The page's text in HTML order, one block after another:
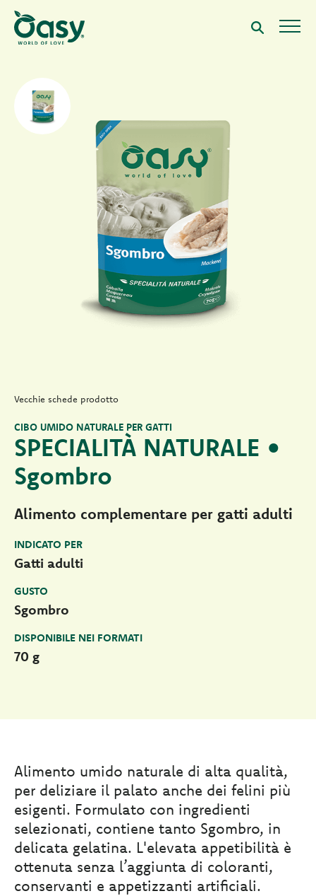
Vecchie schede prodotto
SPECIALITÀ NATURALE •
Sgombro
CIBO UMIDO NATURALE PER GATTI
Alimento complementare per gatti adulti
INDICATO PER
Gatti adulti
GUSTO
Sgombro
DISPONIBILE NEI FORMATI
70 g
Alimento umido naturale di alta qualità,
per deliziare il palato anche dei felini più
esigenti. Formulato con ingredienti
selezionati, contiene tanto Sgombro, in
delicata gelatina. L'elevata appetibilità è
ottenuta senza l’aggiunta di coloranti,
conservanti e appetizzanti artificiali.